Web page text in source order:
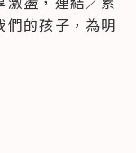
們的孩子，為明